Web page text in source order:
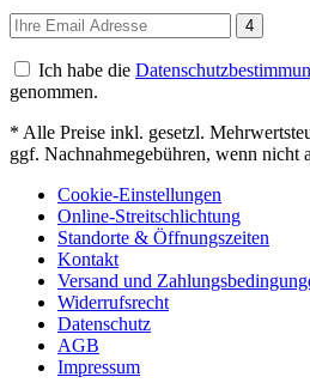
4
Ich habe die
genommen.
* Alle Preise inkl. gesetzl.
ggf. Nachnahmegebühren, wenn nicht
Cookie-Einstellungen
Online-Streitschlichtung
Standorte & Öffnungszeiten
Kontakt
Versand und
Widerrufsrecht
Datenschutz
AGB
Impressum